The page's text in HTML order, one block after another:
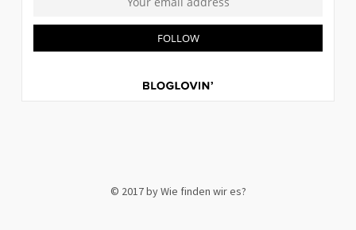
© 2017 by Wie finden wir es?